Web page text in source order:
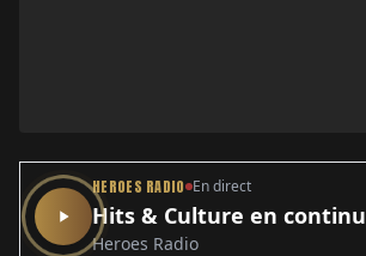
HEROES RADIO En direct
Hits & Culture en continu
Heroes Radio